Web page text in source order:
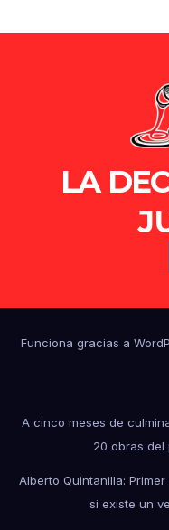
LA
Funciona gracias a
A cinco meses de
20 obras del
Alberto Quintanilla:
si existe un